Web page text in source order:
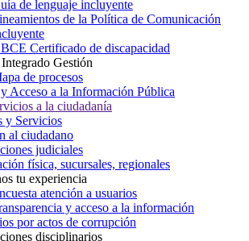
de lenguaje incluyente
de la Política de Comunicación
Certificado de discapacidad
Integrado Gestión
de procesos
Acceso a la Información Pública
a la ciudadanía
y Servicios
al ciudadano
judiciales
física, sucursales, regionales
tu experiencia
atención a usuarios
y acceso a la información
por actos de corrupción
disciplinarios